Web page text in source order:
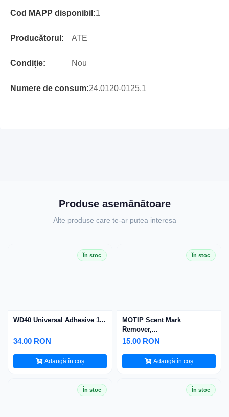
Cod MAPP disponibil:1
Producătorul: ATE
Condiție: Nou
Numere de consum:24.0120-0125.1
Produse asemănătoare
Alte produse care te-ar putea interesa
În stoc
WD40 Universal Adhesive 1...
34.00 RON
Adaugă în coș
În stoc
MOTIP Scent Mark
Remover,...
15.00 RON
Adaugă în coș
În stoc În stoc